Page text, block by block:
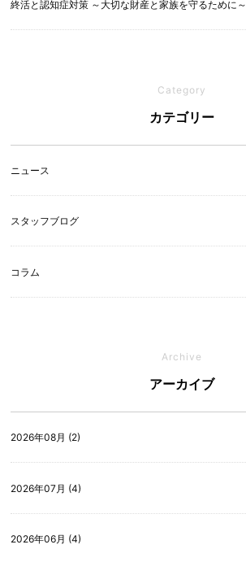
終活と認知症対策 ～大切な財産と家族を守るために～
Category
カテゴリー
ニュース
スタッフブログ
コラム
Archive
アーカイブ
2026年08月 (2)
2026年07月 (4)
2026年06月 (4)